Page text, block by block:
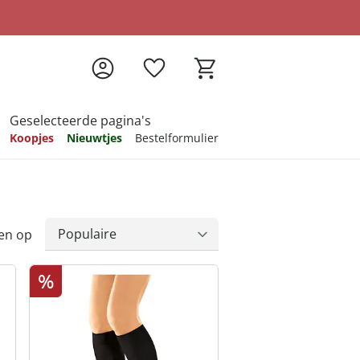
Geselecteerde pagina's
Koopjes Nieuwtjes Bestelformulier
op
%